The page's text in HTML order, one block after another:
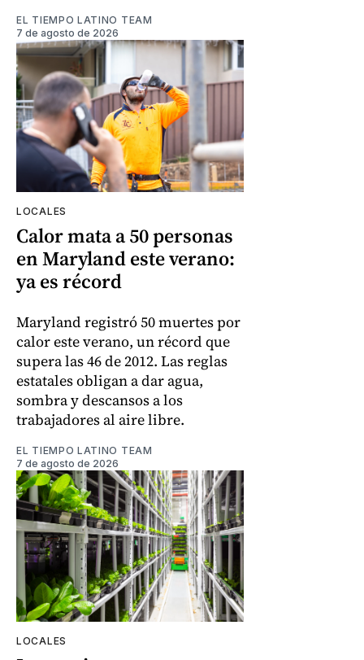
EL TIEMPO LATINO TEAM
7 de agosto de 2026
LOCALES
Calor mata a 50 personas
en Maryland este verano:
ya es récord
Maryland registró 50 muertes por
calor este verano, un récord que
supera las 46 de 2012. Las reglas
estatales obligan a dar agua,
sombra y descansos a los
trabajadores al aire libre.
EL TIEMPO LATINO TEAM
7 de agosto de 2026
LOCALES